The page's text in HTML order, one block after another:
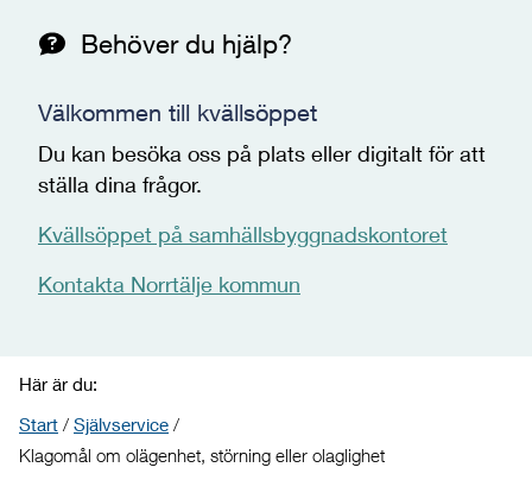
Behöver du hjälp?
Välkommen till kvällsöppet
Du kan besöka oss på plats eller digitalt för att
ställa dina frågor.
Kvällsöppet på samhällsbyggnadskontoret
Kontakta Norrtälje kommun
Här är du:
Start / Självservice /
Klagomål om olägenhet, störning eller olaglighet